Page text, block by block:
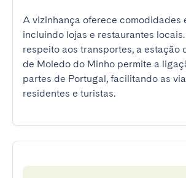
A vizinhança oferece comodidades
incluindo lojas e restaurantes
respeito aos transportes, a estação
de Moledo do Minho permite a
partes de Portugal, facilitando as
residentes e turistas.